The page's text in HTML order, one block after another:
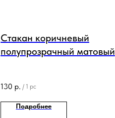
Стакан коричневый
полупрозрачный матовый
130 р. / 1 pc
Подробнее